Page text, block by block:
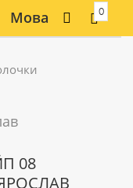
Мова 0
08